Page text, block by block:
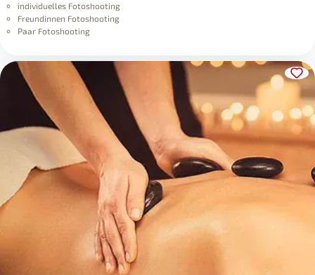
individuelles Fotoshooting
Freundinnen Fotoshooting
Paar Fotoshooting